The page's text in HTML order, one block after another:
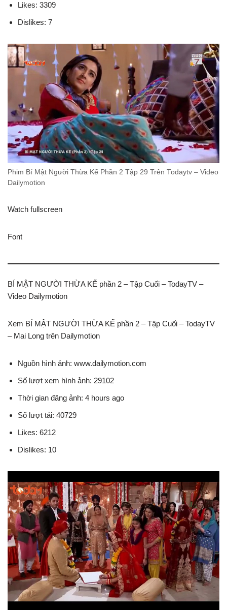
Likes: 3309
Dislikes: 7
Phim Bí Mật Người Thừa Kế Phần 2 Tập 29 Trên Todaytv – Video
Dailymotion
Watch fullscreen
Font
BÍ MẬT NGƯỜI THỪA KẾ phần 2 – Tập Cuối – TodayTV –
Video Dailymotion
Xem BÍ MẬT NGƯỜI THỪA KẾ phần 2 – Tập Cuối – TodayTV
– Mai Long trên Dailymotion
Nguồn hình ảnh: www.dailymotion.com
Số lượt xem hình ảnh: 29102
Thời gian đăng ảnh: 4 hours ago
Số lượt tải: 40729
Likes: 6212
Dislikes: 10